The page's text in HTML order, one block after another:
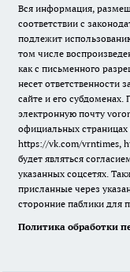
Вся информация,
соответствии с
подлежит
том числе
как с письменного
несет ответственности
сайте и его
электронную почту
официальных страницах
https://vk.com/vrntimes,
будет являться
указанных соцсетях.
присланные через
сторонние паблики для
Политика обработки